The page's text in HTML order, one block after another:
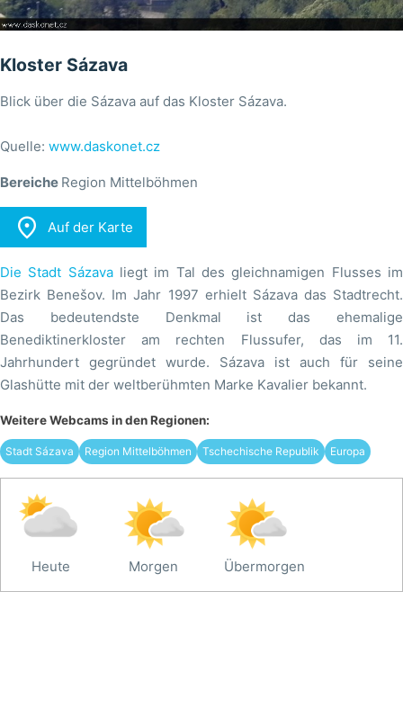
Kloster Sázava
Blick über die Sázava auf das Kloster Sázava.
Quelle: www.daskonet.cz
Bereiche Region Mittelböhmen
 Auf der Karte
Die Stadt Sázavaliegt im Tal des gleichnamigen Flusses im
Bezirk Benešov. Im Jahr 1997 erhielt Sázava das Stadtrecht.
Das bedeutendste Denkmal ist das ehemalige
Benediktinerkloster am rechten Flussufer, das im 11.
Jahrhundert gegründet wurde. Sázava ist auch für seine
Glashütte mit der weltberühmten Marke Kavalier bekannt.
Weitere Webcams in den Regionen:
Stadt Sázava Region Mittelböhmen Tschechische Republik Europa
Heute Morgen Übermorgen